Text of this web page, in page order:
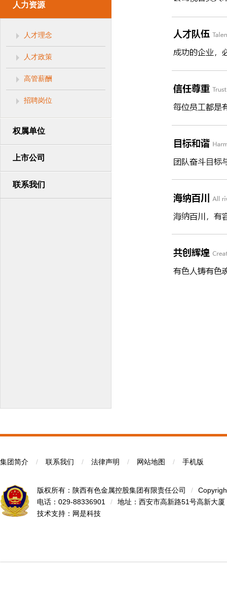
人力资源
人才理念
人才政策
高管薪酬
招聘岗位
权属单位
上市公司
联系我们
集团简介 / 联系我们 / 法律声明 / 网站地图 / 手机版
版权所有：陕西有色金属控股集团有限责任公司 /
电话：029-88336901
/
地址：西安市高新路51号高新大厦
技术支持： 网是科技